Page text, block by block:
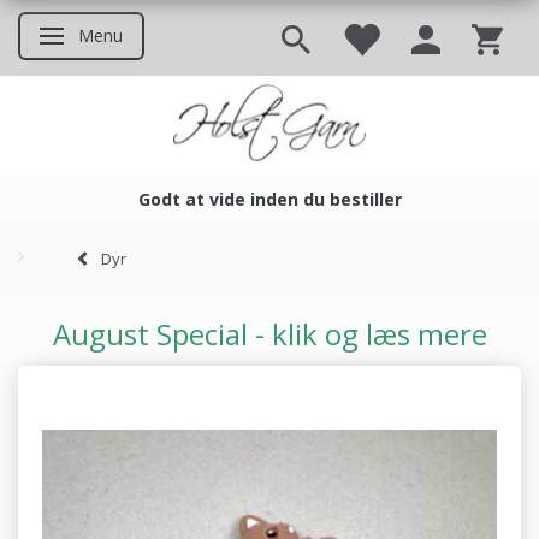
Skifte navigation
Menu
Godt at vide inden du bestiller
Dyr
August Special - klik og læs mere